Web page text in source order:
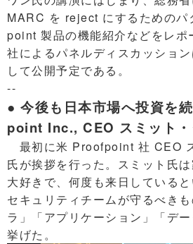
MARC を reject にするためのパ
point 製品の機能紹介などをレポ
社によるパネルディスカッショ
して公開予定である。
--
● 今後も日本市場へ投資を
point Inc., CEO スミット・
最初に米 Proofpoint 社 CEO
氏が挨拶を行った。スミット氏
大好きで、何度も来日している
セキュリティチームが守るべき
ラ」「アプリケーション」「デ
挙げた。